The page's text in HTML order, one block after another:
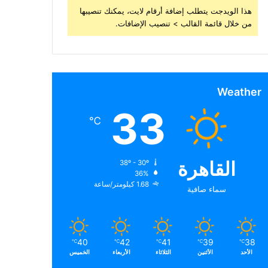
هذا الويدجت يتطلب إضافة أرقام لايت، يمكنك تنصيبها
من خلال قائمة القالب > تنصيب الإضافات.
Weather
القاهرة
سماء صافية
33
℃
36%
1.68 كيلومتر/ساعة
38
℃
الأحد
39
℃
الأثنين
41
℃
الثلاثاء
42
℃
الأربعاء
40
℃
الخميس